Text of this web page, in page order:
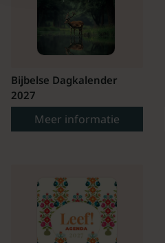
Bijbelse Dagkalender
2027
Meer informatie